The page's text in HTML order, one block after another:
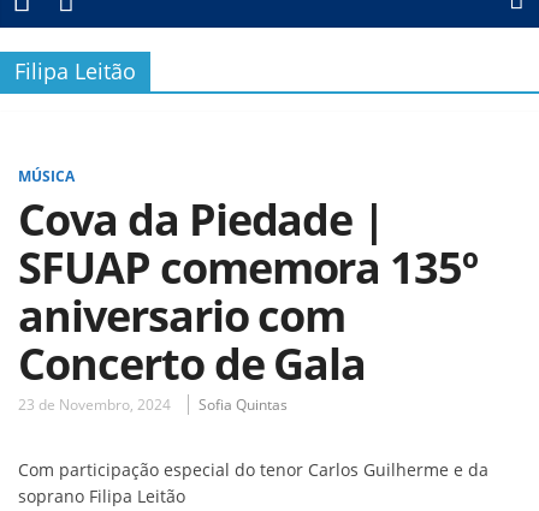
Filipa Leitão
MÚSICA
Cova da Piedade |
SFUAP comemora 135º
aniversario com
Concerto de Gala
23 de Novembro, 2024 Sofia Quintas
Com participação especial do tenor Carlos Guilherme e da
soprano Filipa Leitão